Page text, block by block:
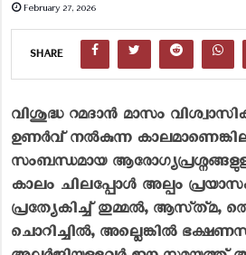
February 27, 2026
SHARE
വിശുദ്ധ റമദാൻ മാസം
ഉണർവ് നൽകുന്ന
സംബന്ധമായ
കാലം ചിലപ്പോൾ അല്പം
പ്രത്യേകിച്ച് തുമ്മൽ, ആസ്ത്മ,
ചൊറിച്ചിൽ, അല്ലെങ്കിൽ